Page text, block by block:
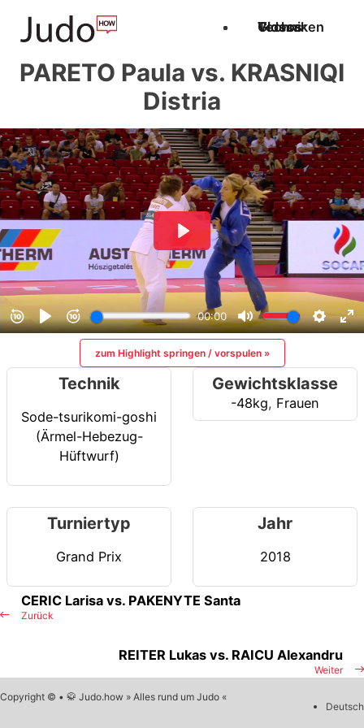
Techniken
Videos
Glossar
PARETO Paula vs. KRASNIQI
Distria
zum Highlight springen / vorspulen »
Technik
Sode-tsurikomi-goshi
(Ärmel-Hebezug-
Hüftwurf)
Gewichtsklasse
-48kg, Frauen
Turniertyp
Grand Prix
Jahr
2018
Zurück
CERIC Larisa vs. PAKENYTE Santa
Weiter
REITER Lukas vs. RAICU Alexandru
Copyright © • 🥋 Judo.how » Alles rund um Judo «
Deutsch